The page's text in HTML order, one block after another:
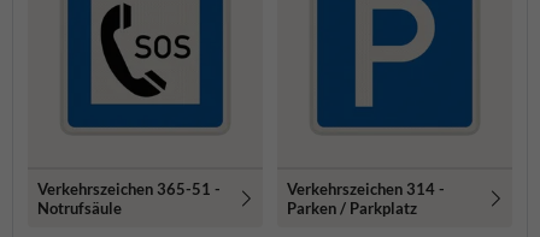
Verkehrszeichen 365-51 -
Notrufsäule
Verkehrszeichen 314 -
Parken / Parkplatz